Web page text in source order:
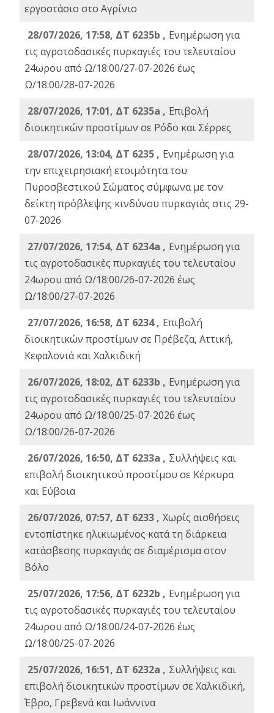
εργοστάσιο στο Αγρίνιο
28/07/2026, 17:58, ΔΤ 6235b , Ενημέρωση για
τις αγροτοδασικές πυρκαγιές του τελευταίου
24ωρου από Ω/18:00/27-07-2026 έως
Ω/18:00/28-07-2026
28/07/2026, 17:01, ΔΤ 6235a , Eπιβολή
διοικητικών προστίμων σε Ρόδο και Σέρρες
28/07/2026, 13:04, ΔΤ 6235 , Ενημέρωση για
την επιχειρησιακή ετοιμότητα του
Πυροσβεστικού Σώματος σύμφωνα με τον
δείκτη πρόβλεψης κινδύνου πυρκαγιάς στις 29-
07-2026
27/07/2026, 17:54, ΔΤ 6234a , Ενημέρωση για
τις αγροτοδασικές πυρκαγιές του τελευταίου
24ωρου από Ω/18:00/26-07-2026 έως
Ω/18:00/27-07-2026
27/07/2026, 16:58, ΔΤ 6234 , Eπιβολή
διοικητικών προστίμων σε Πρέβεζα, Αττική,
Κεφαλονιά και Χαλκιδική
26/07/2026, 18:02, ΔΤ 6233b , Ενημέρωση για
τις αγροτοδασικές πυρκαγιές του τελευταίου
24ωρου από Ω/18:00/25-07-2026 έως
Ω/18:00/26-07-2026
26/07/2026, 16:50, ΔΤ 6233a , Συλλήψεις και
επιβολή διοικητικού προστίμου σε Κέρκυρα
και Εύβοια
26/07/2026, 07:57, ΔΤ 6233 , Χωρίς αισθήσεις
εντοπίστηκε ηλικιωμένος κατά τη διάρκεια
κατάσβεσης πυρκαγιάς σε διαμέρισμα στον
Βόλο
25/07/2026, 17:56, ΔΤ 6232b , Ενημέρωση για
τις αγροτοδασικές πυρκαγιές του τελευταίου
24ωρου από Ω/18:00/24-07-2026 έως
Ω/18:00/25-07-2026
25/07/2026, 16:51, ΔΤ 6232a , Συλλήψεις και
επιβολή διοικητικών προστίμων σε Χαλκιδική,
Έβρο, Γρεβενά και Ιωάννινα